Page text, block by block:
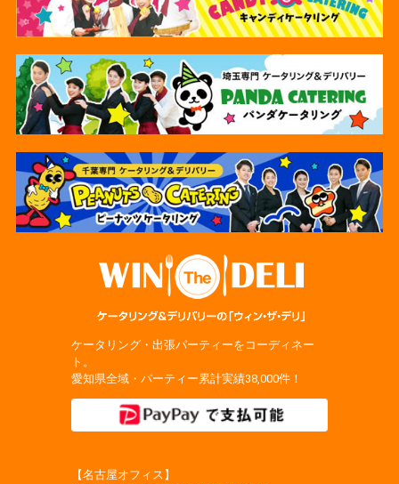
ケータリング・出張パーティーをコーディネー
ト。
愛知県全域・パーティー累計実績38,000件！
【名古屋オフィス】